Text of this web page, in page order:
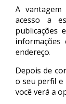
A
acesso a
publicações
endereço.
Depois de
o seu perfil e
você verá a